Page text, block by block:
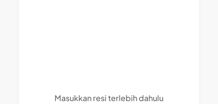
Masukkan resi terlebih dahulu